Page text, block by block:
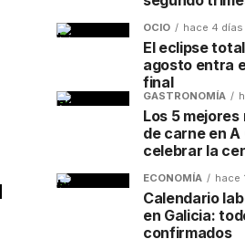
OCIO hace 4 días
El eclipse
agosto entra
final
GASTRONOMÍA
Los 5
de carne en
celebrar la
ECONOMÍA hace
Calendario
en Galicia:
confirmados